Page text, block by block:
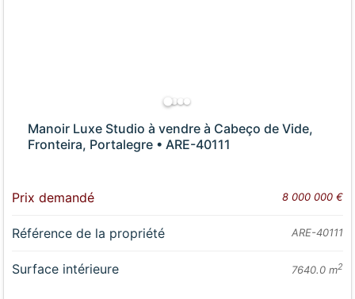
Manoir Luxe Studio à vendre à Cabeço de Vide,
Fronteira, Portalegre • ARE-40111
Prix demandé 8 000 000 €
Référence de la propriété ARE-40111
Surface intérieure 7640.0 m2